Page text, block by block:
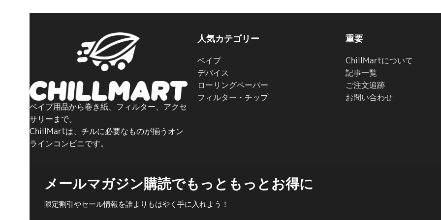
ベイプ用品から巻き紙、フィルター、アクセ
サリーまで。
ChillMartは、チルに必要なものが揃うオン
ラインコンビニです。
人気カテゴリー
ベイプ
デバイス
ローリングペーパー
フィルター・チップ
重要
ChillMartについて
記事一覧
ご注文追跡
お問い合わせ
メールマガジン購読でもっともっとお得に
限定割引やセール情報を誰よりもはやく手に入れよう！